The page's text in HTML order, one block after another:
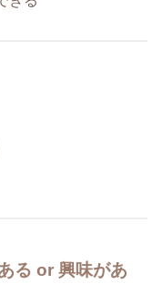
る or 興味があ